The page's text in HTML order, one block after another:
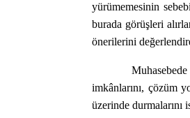
yürümemesinin
burada görüşleri
önerilerini
imkânlarını, çözüm
üzerinde durmalarını